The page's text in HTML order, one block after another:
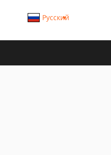
Русский